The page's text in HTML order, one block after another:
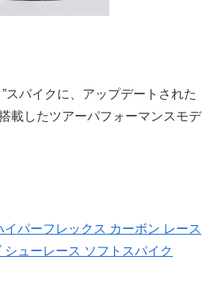
スパイクに、アップデートされた
載したツアーパフォーマンスモデ
パーフレックス カーボン レース
シューレース ソフトスパイク